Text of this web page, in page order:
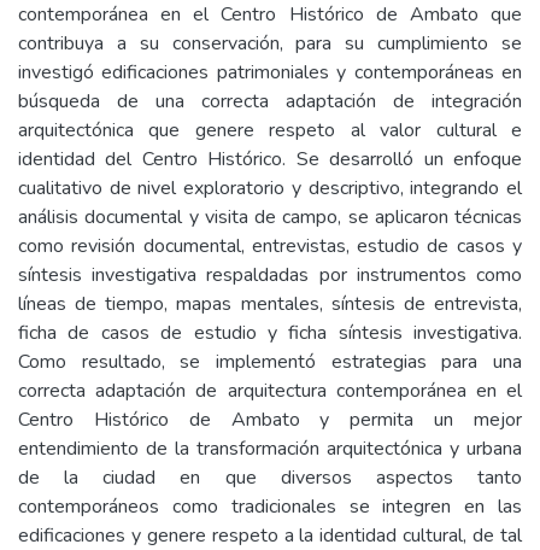
contemporánea en el Centro Histórico de Ambato que
contribuya a su conservación, para su cumplimiento se
investigó edificaciones patrimoniales y contemporáneas en
búsqueda de una correcta adaptación de integración
arquitectónica que genere respeto al valor cultural e
identidad del Centro Histórico. Se desarrolló un enfoque
cualitativo de nivel exploratorio y descriptivo, integrando el
análisis documental y visita de campo, se aplicaron técnicas
como revisión documental, entrevistas, estudio de casos y
síntesis investigativa respaldadas por instrumentos como
líneas de tiempo, mapas mentales, síntesis de entrevista,
ficha de casos de estudio y ficha síntesis investigativa.
Como resultado, se implementó estrategias para una
correcta adaptación de arquitectura contemporánea en el
Centro Histórico de Ambato y permita un mejor
entendimiento de la transformación arquitectónica y urbana
de la ciudad en que diversos aspectos tanto
contemporáneos como tradicionales se integren en las
edificaciones y genere respeto a la identidad cultural, de tal